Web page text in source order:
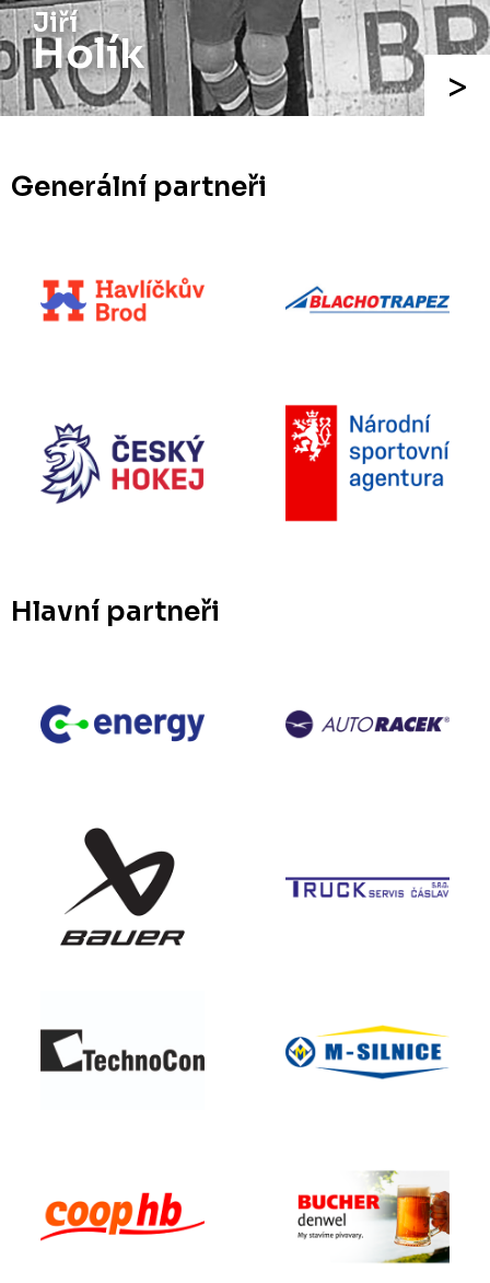
Jiří
Holík
Generální partneři
Hlavní partneři